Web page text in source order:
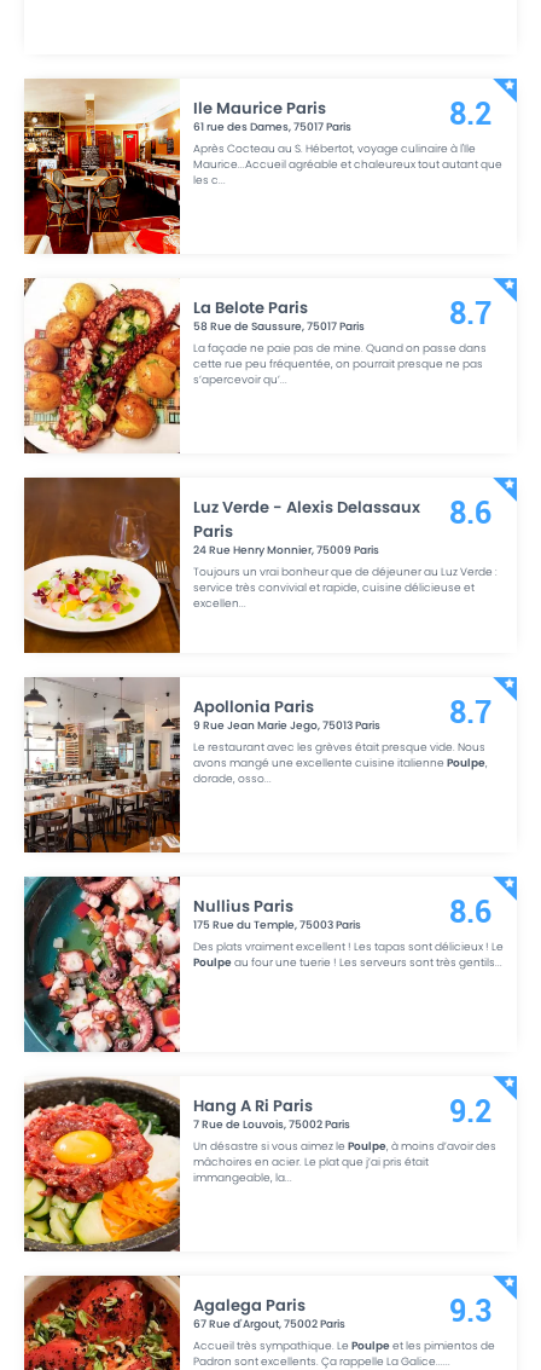
Ile Maurice Paris
61 rue des Dames,75017Paris
Après Cocteau au S. Hébertot, voyage culinaire à l'Ile
Maurice...Accueil agréable et chaleureux tout autant que
les c...
8.2
La Belote Paris
58 Rue de Saussure,75017Paris
La façade ne paie pas de mine. Quand on passe dans
cette rue peu fréquentée, on pourrait presque ne pas
s’apercevoir qu’...
8.7
Luz Verde - Alexis Delassaux
Paris
24 Rue Henry Monnier,75009 Paris
Toujours un vrai bonheur que de déjeuner au Luz Verde :
service très convivial et rapide, cuisine délicieuse et
excellen...
8.6
Apollonia Paris
9 Rue Jean Marie Jego,75013Paris
Le restaurant avec les grèves était presque vide. Nous
avons mangé une excellente cuisine italiennePoulpe,
dorade, osso...
8.7
Nullius Paris
175 Rue du Temple,75003Paris
Des plats vraiment excellent ! Les tapas sont délicieux ! Le
Poulpeau four une tuerie ! Les serveurs sont très gentils...
8.6
Hang A Ri Paris
7 Rue de Louvois,75002Paris
Un désastre si vous aimez lePoulpe, à moins d’avoir des
mâchoires en acier. Le plat que j’ai pris était
immangeable, la...
9.2
Agalega Paris
67 Rue d'Argout,75002Paris
Accueil très sympathique. LePoulpeet les pimientos de
Padron sont excellents. Ça rappelle La Galice......
9.3